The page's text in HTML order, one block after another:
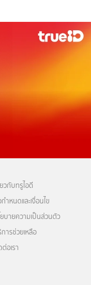
วกับทรูไอดี
ำหนดและเงื่อนไข
บายความเป็นส่วนตัว
ารช่วยเหลือ
อเรา